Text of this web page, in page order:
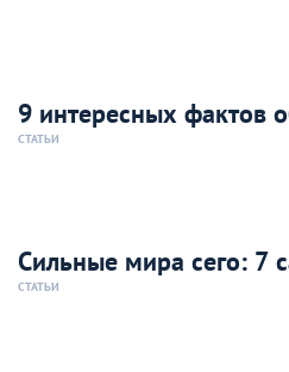
9 интересных фактов
СТАТЬИ
Сильные мира сего: 7
СТАТЬИ